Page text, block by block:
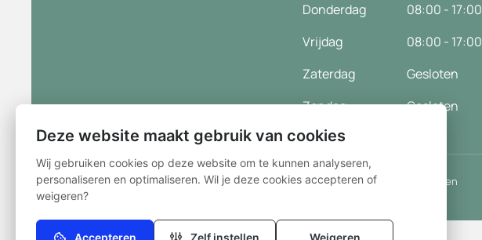
Donderdag
08:00 - 17:00
Vrijdag
08:00 - 17:00
Zaterdag
Gesloten
Zondag
Gesloten
Disclaimer Privacy statement Cookie instellingen Tip of klacht melden
Deze website maakt gebruik van cookies
Wij gebruiken cookies op deze website om te kunnen analyseren,
personaliseren en optimaliseren. Wil je deze cookies accepteren of
weigeren?
Accepteren Zelf instellen Weigeren